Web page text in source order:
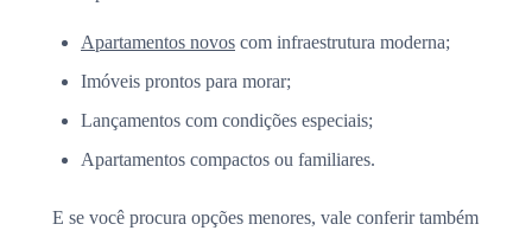
Apartamentos novos com infraestrutura moderna;
Imóveis prontos para morar;
Lançamentos com condições especiais;
Apartamentos compactos ou familiares.
E se você procura opções menores, vale conferir também